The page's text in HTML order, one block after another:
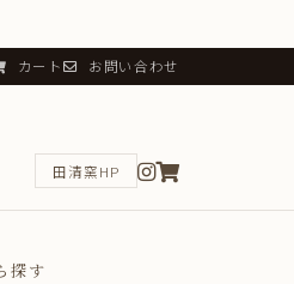
カート お問い合わせ
田清窯HP
探す